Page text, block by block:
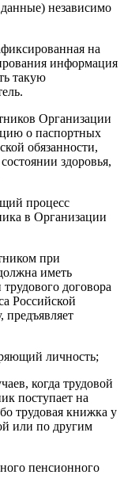
независимо
на
информация
такую
Организации
о паспортных
обязанности,
здоровья,
процесс
в Организации
при
иметь
договора
Российской
личность;
когда трудовой
поступает на
трудовая книжка у
или по другим
пенсионного